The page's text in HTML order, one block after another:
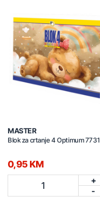
MASTER
Blok za crtanje 4 Optimum 7731
0,95 KM
1
+
-